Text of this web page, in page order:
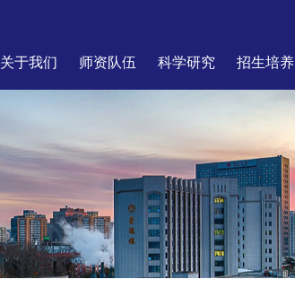
关于我们 师资队伍 科学研究 招生培养